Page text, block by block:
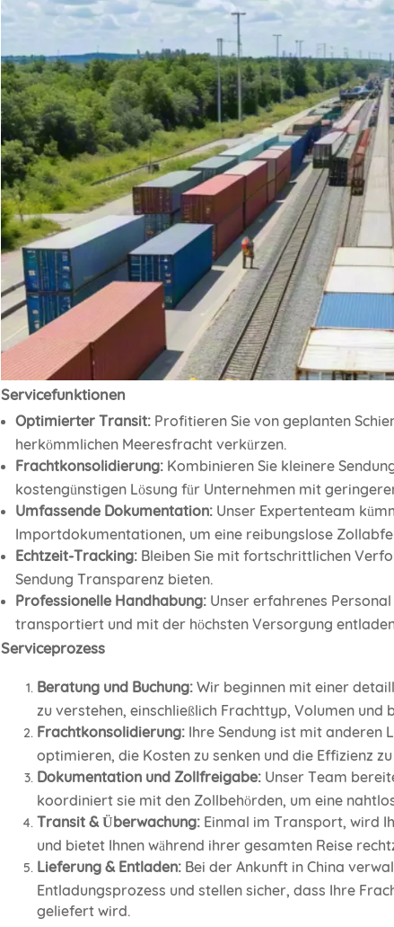
Servicefunktionen
Optimierter Transit: Profitieren Sie von geplanten
herkömmlichen Meeresfracht verkürzen.
Frachtkonsolidierung: Kombinieren Sie kleinere
kostengünstigen Lösung für Unternehmen mit
Umfassende Dokumentation: Unser Expertenteam
Importdokumentationen, um eine reibungslose
Echtzeit-Tracking: Bleiben Sie mit fortschrittlichen
Sendung Transparenz bieten.
Professionelle Handhabung: Unser erfahrenes
transportiert und mit der höchsten Versorgung
Serviceprozess
Beratung und Buchung:Wir beginnen mit einer
zu verstehen, einschließlich Frachttyp, Volumen und
Frachtkonsolidierung: Ihre Sendung ist mit anderen
optimieren, die Kosten zu senken und die Effizienz
Dokumentation und Zollfreigabe: Unser Team
koordiniert sie mit den Zollbehörden, um eine
Transit & Überwachung: Einmal im Transport, wird
und bietet Ihnen während ihrer gesamten Reise
Lieferung & Entladen: Bei der Ankunft in China
Entladungsprozess und stellen sicher, dass Ihre
geliefert wird.